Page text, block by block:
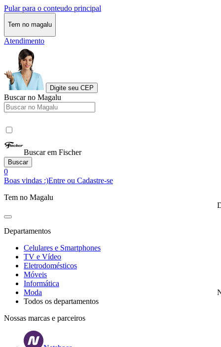
Pular para o conteudo principal
Tem no magalu
Atendimento
Digite seu CEP
Buscar no Magalu
Buscar em Fischer
Buscar
0
Boas vindas :)Entre ou Cadastre-se
Tem no Magalu
Departamentos
Celulares e Smartphones
TV e Vídeo
Eletrodomésticos
Móveis
Informática
Moda
Todos os departamentos
Nossas marcas e parceiros